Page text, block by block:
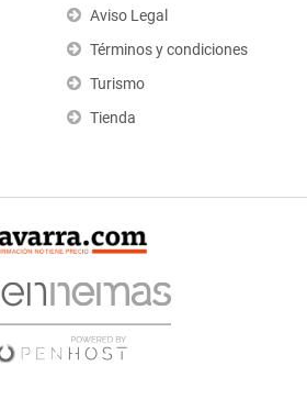
Aviso Legal
Términos y condiciones
Turismo
Tienda